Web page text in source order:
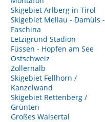
Skigebiet Arlberg in Tirol
Skigebiet Mellau - Damüls -
Faschina
Letzigrund Stadion
Füssen - Hopfen am See
Ostschweiz
Zollernalb
Skigebiet Fellhorn /
Kanzelwand
Skigebiet Rettenberg /
Grünten
Großes Walsertal